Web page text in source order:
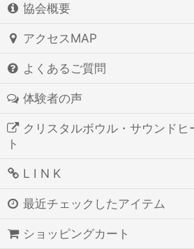
協会概要
アクセスMAP
よくあるご質問
体験者の声
クリスタルボウル・サウンドヒ
ト
L I N K
最近チェックしたアイテム
ショッピングカート